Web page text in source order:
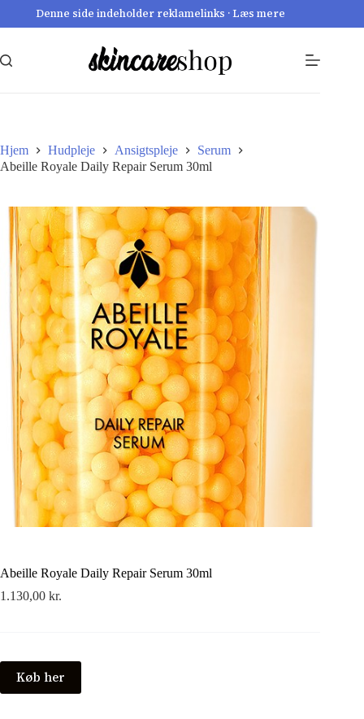
Denne side indeholder reklamelinks · Læs mere
Hjem Hudpleje Ansigtspleje
Serum
Abeille Royale Daily Repair Serum 30ml
Abeille Royale Daily Repair Serum 30ml
1.130,00 kr.
Køb her